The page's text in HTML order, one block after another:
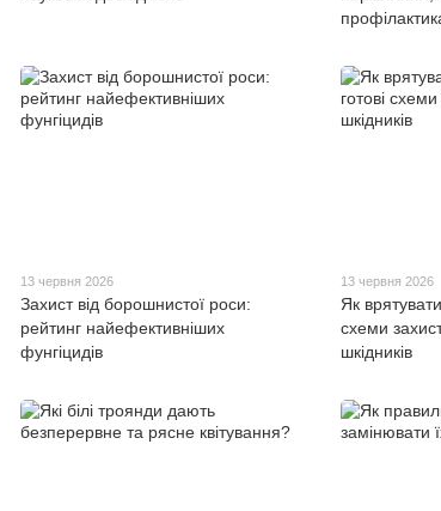
13 червня 2026
Захист від борошнистої роси:
рейтинг найефективніших
фунгіцидів
13 червня 2026
Як
схеми
шкідників